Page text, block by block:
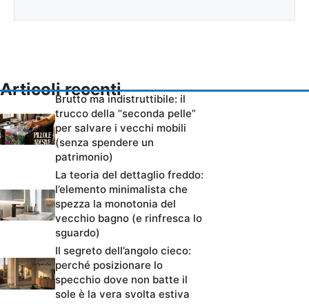
Articoli recenti
Brutto ma indistruttibile: il
trucco della “seconda pelle”
per salvare i vecchi mobili
(senza spendere un
patrimonio)
La teoria del dettaglio freddo:
l’elemento minimalista che
spezza la monotonia del
vecchio bagno (e rinfresca lo
sguardo)
Il segreto dell’angolo cieco:
perché posizionare lo
specchio dove non batte il
sole è la vera svolta estiva